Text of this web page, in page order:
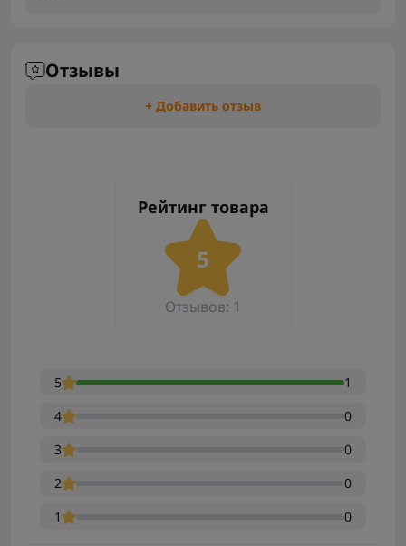
Отзывы
+ Добавить отзыв
Рейтинг товара
5
Отзывов: 1
5
1
4
0
3
0
2
0
1
0